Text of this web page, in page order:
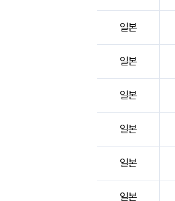
일본
일본
일본
일본
일본
일본